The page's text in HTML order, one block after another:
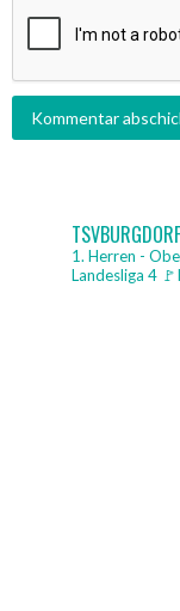
1. Herren -
Landesliga 4